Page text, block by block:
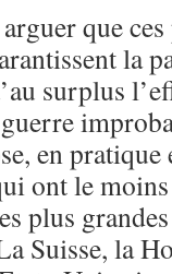
que
la
surplus
en
ont le
plus
Suisse, la